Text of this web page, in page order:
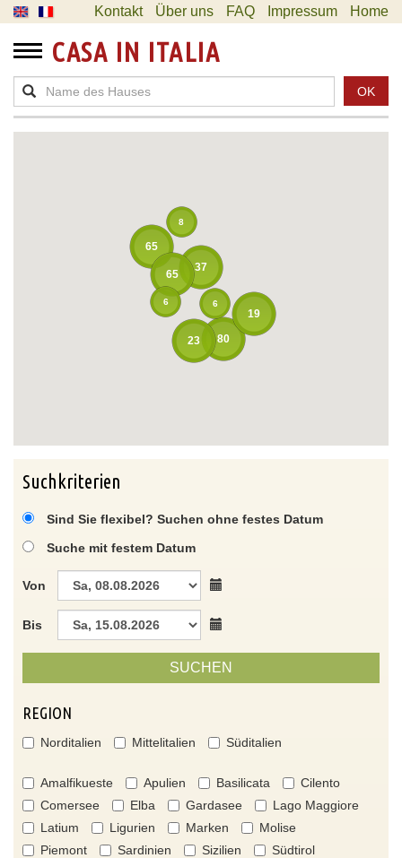
Kontakt Über uns FAQ Impressum Home
CASA IN ITALIA
OK
80
19
65
37
65
23
6
6
8
Suchkriterien
Sind Sie flexibel? Suchen ohne festes Datum
Suche mit festem Datum
Von
Bis
SUCHEN
REGION
Norditalien Mittelitalien Süditalien
Amalfikueste Apulien Basilicata
Cilento
Comersee
Elba Gardasee
Lago Maggiore
Latium
Ligurien Marken
Molise
Piemont
Sardinien Sizilien
Südtirol